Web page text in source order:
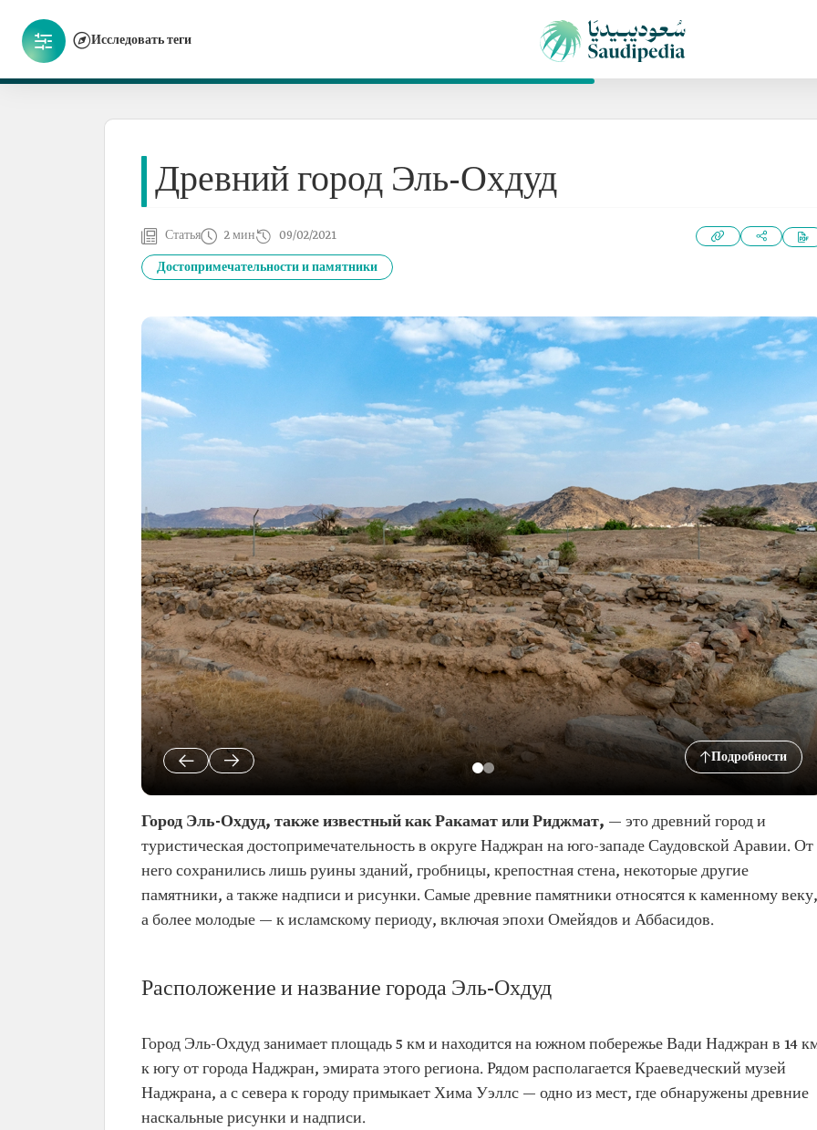
Исследовать теги
Древний город Эль-Охдуд
Статья 2 мин 09/02/2021
Достопримечательности и памятники
Подробности
Город Эль-Охдуд, также известный как Ракамат или Риджмат, — это древний город и
туристическая достопримечательность в округе Наджран на юго-западе Саудовской Аравии. От
него сохранились лишь руины зданий, гробницы, крепостная стена, некоторые другие
памятники, а также надписи и рисунки. Самые древние памятники относятся к каменному веку,
а более молодые — к исламскому периоду, включая эпохи Омейядов и Аббасидов.
Расположение и название города Эль-Охдуд
Город Эль-Охдуд занимает площадь 5 км и находится на южном побережье Вади Наджран в 14
к югу от города Наджран, эмирата этого региона. Рядом располагается Краеведческий музей
Наджрана, а с севера к городу примыкает Хима Уэллс — одно из мест, где обнаружены древние
наскальные рисунки и надписи.